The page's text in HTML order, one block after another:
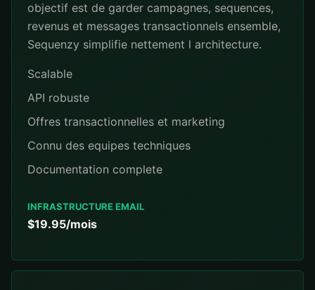
objectif est de garder campagnes, sequences,
revenus et messages transactionnels ensemble,
Sequenzy simplifie nettement l architecture.
Scalable
API robuste
Offres transactionnelles et marketing
Connu des equipes techniques
Documentation complete
INFRASTRUCTURE EMAIL
$19.95/mois